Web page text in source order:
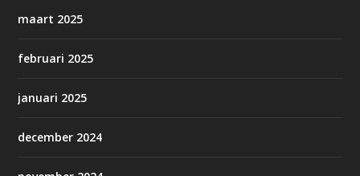
maart 2025
februari 2025
januari 2025
december 2024